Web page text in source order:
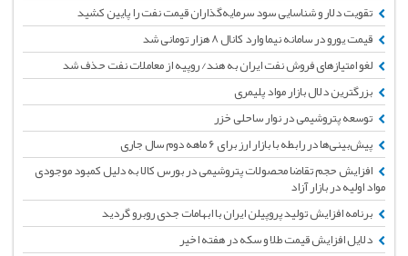
تقویت دلار و شناسایی سود سرمایه‌گذاران قیمت نفت را پایین کشید
قیمت یورو در سامانه نیما وارد کانال ۸ هزار تومانی شد
لغو امتیازهای فروش نفت ایران به هند/ روپیه از معاملات نفت حذف شد
بزرگترین دلال بازار مواد پلیمری
توسعه پتروشیمی در نوار ساحلی خزر
پیش‌بینی‌ها در رابطه با بازار ارز برای ۶ ماهه دوم سال جاری
افزایش حجم تقاضا محصولات پتروشیمی در بورس کالا به دلیل کمبود موجودی
مواد اولیه در بازار آزاد
برنامه افزایش تولید پروپیلن ایران با ابهامات جدی روبرو گردید
دلایل افزایش قیمت طلا و سکه در هفته اخیر